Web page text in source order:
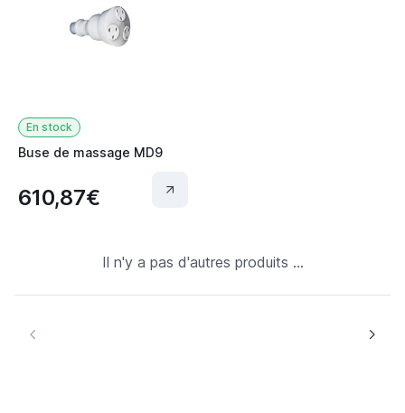
En stock
Buse de massage MD9
610,87€
Il n'y a pas d'autres produits ...